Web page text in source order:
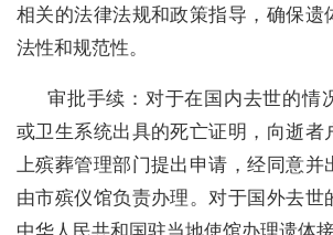
相关的法律法规和政策指导，确保遗
法性和规范性。
审批手续：对于在国内去世的情
或卫生系统出具的死亡证明，向逝者
上殡葬管理部门提出申请，经同意并
由市殡仪馆负责办理。对于国外去世